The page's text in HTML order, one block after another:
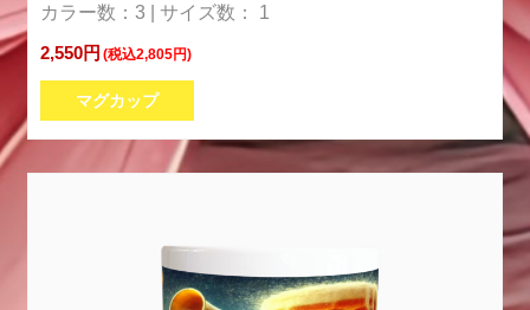
カラー数：3 | サイズ数： 1
2,550円 (税込2,805円)
マグカップ